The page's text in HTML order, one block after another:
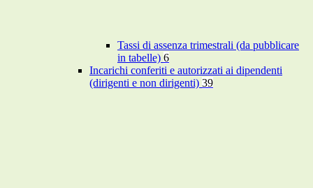
Tassi di assenza trimestrali (da pubblicare
in tabelle) 6
Incarichi conferiti e autorizzati ai dipendenti
(dirigenti e non dirigenti) 39